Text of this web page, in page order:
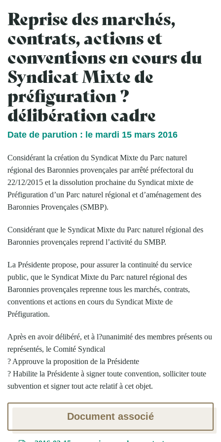
Reprise des marchés,
contrats, actions et
conventions en cours du
Syndicat Mixte de
préfiguration ?
délibération cadre
Date de parution : le mardi 15 mars 2016
Considérant la création du Syndicat Mixte du Parc naturel
régional des Baronnies provençales par arrêté préfectoral du
22/12/2015 et la dissolution prochaine du Syndicat mixte de
Préfiguration d’un Parc naturel régional et d’aménagement des
Baronnies Provençales (SMBP).
Considérant que le Syndicat Mixte du Parc naturel régional des
Baronnies provençales reprend l’activité du SMBP.
La Présidente propose, pour assurer la continuité du service
public, que le Syndicat Mixte du Parc naturel régional des
Baronnies provençales reprenne tous les marchés, contrats,
conventions et actions en cours du Syndicat Mixte de
Préfiguration.
Après en avoir délibéré, et à l?unanimité des membres présents ou
représentés, le Comité Syndical
? Approuve la proposition de la Présidente
? Habilite la Présidente à signer toute convention, solliciter toute
subvention et signer tout acte relatif à cet objet.
Document associé